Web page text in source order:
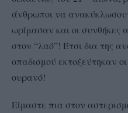
άνθρωποι να
ωρίμασαν και οι συνθήκες
στον “λαό”! Έτσι δια της
οπαδισμού εκτοξεύτηκαν
ουρανό!
Είμαστε πια στον